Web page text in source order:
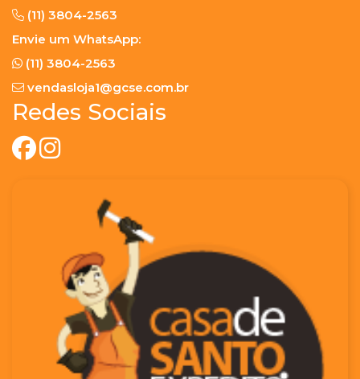
(11) 3804-2563
Envie um WhatsApp:
(11) 3804-2563
vendasloja1@gcse.com.br
Redes Sociais